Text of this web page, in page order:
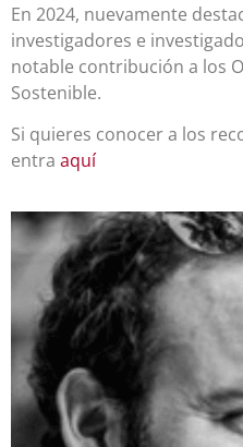
En 2024, nuevamente
investigadores e
notable contribución a los
Sostenible.
Si quieres conocer a los
entra aquí